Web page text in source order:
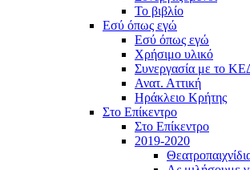
To βιβλίο
Εσύ όπως εγώ
Εσύ όπως εγώ
Χρήσιμο υλικό
Συνεργασία με το
Ανατ. Αττική
Ηράκλειο Κρήτης
Στο Επίκεντρο
Στο Επίκεντρο
2019-2020